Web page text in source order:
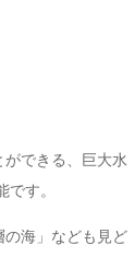
できる、巨大水
す。
海」なども見ど